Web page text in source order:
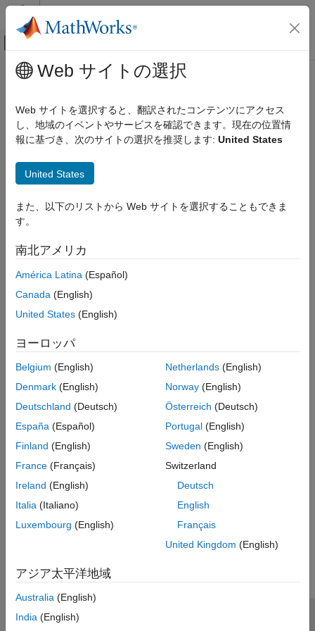
コンテンツへスキップ
オフキャンバス ナビゲーション メ
ドキュメンテーションのホーム
Device ID
ON THIS PAGE
Description
Dependencies
Programmatic Use
メインコンテンツ
Device ID
Device ID ofLEGO MINDSTORMSEV3 brick
Hardware board settings / Target hardware resources / Host to
Target Connection
Description
Dependencies
To enable this property, the
Bluetooth, WiFi, orEthernet
Settings
00aa00bb00cc(default)
Default: 00aa00bb00cc
Programmatic Use
Version History
How useful was this information?
Web サイトの選択
Web サイトを選択すると、翻訳されたコンテンツにアクセス
し、地域のイベントやサービスを確認できます。現在の位置情
報に基づき、次のサイトの選択を推奨します: United States
United States
また、以下のリストから Web サイトを選択することもできま
す。
南北アメリカ
América Latina (Español)
Canada (English)
United States (English)
ヨーロッパ
Belgium (English)
Denmark (English)
Deutschland (Deutsch)
España (Español)
Finland (English)
France (Français)
Ireland (English)
Italia (Italiano)
Luxembourg (English)
Netherlands(English)
Norway(English)
Österreich (Deutsch)
Portugal(English)
Sweden (English)
Switzerland
Deutsch
English
Français
United Kingdom (English)
アジア太平洋地域
Australia (English)
India (English)
トラストセンター